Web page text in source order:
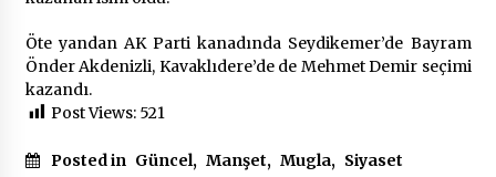
“Hiç Kimse Kaçak Yapım Legalleşecek Ümidinde
Olmamalı”
2 yıl ago
Öte yandan AK Parti kanadında Seydikemer’de Bayram
Önder Akdenizli, Kavaklıdere’de de Mehmet Demir seçimi
kazandı.
Post Views: 521
Posted in Güncel, Manşet, Mugla, Siyaset